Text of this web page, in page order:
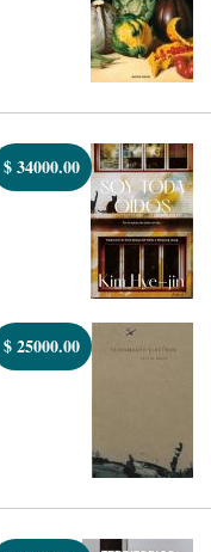
$34000.00
$25000.00